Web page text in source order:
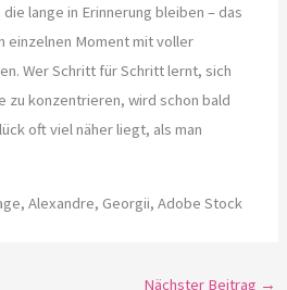
lange in Erinnerung bleiben – das
einzelnen Moment mit voller
Wer Schritt für Schritt lernt, sich
zu konzentrieren, wird schon bald
oft viel näher liegt, als man
Alexandre, Georgii, Adobe Stock
Nächster Beitrag →